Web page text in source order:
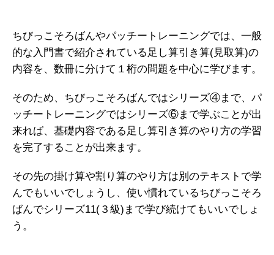
ちびっこそろばんやパッチートレーニングでは、一般
的な入門書で紹介されている足し算引き算(見取算)の
内容を、数冊に分けて１桁の問題を中心に学びます。
そのため、ちびっこそろばんではシリーズ④まで、パ
ッチートレーニングではシリーズ⑥まで学ぶことが出
来れば、基礎内容である足し算引き算のやり方の学習
を完了することが出来ます。
その先の掛け算や割り算のやり方は別のテキストで学
んでもいいでしょうし、使い慣れているちびっこそろ
ばんでシリーズ11(３級)まで学び続けてもいいでしょ
う。